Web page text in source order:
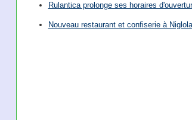
Rulantica prolonge ses horaires
Nouveau restaurant et confiserie à